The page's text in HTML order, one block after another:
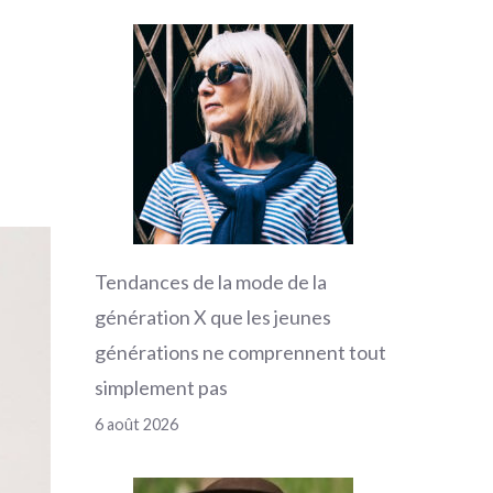
Tendances de la mode de la
génération X que les jeunes
générations ne comprennent tout
simplement pas
6 août 2026